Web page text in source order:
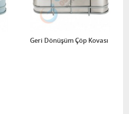
Geri Dönüşüm Çöp Kovası